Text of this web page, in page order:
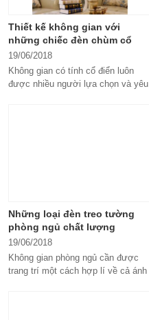
Thiết kế không gian với
những chiếc đèn chùm cổ
điển
19/06/2018
Không gian có tính cổ điển luôn
được nhiều người lựa chọn và yêu
Những loại đèn treo tường
phòng ngủ chất lượng
19/06/2018
Không gian phòng ngủ cần được
trang trí một cách hợp lí về cả ánh